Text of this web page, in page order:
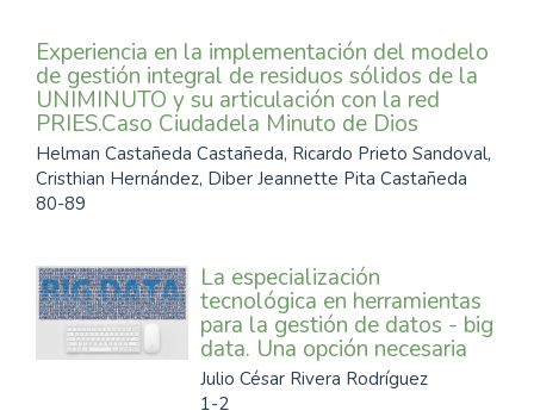
Experiencia en la implementación del modelo
de gestión integral de residuos sólidos de la
UNIMINUTO y su articulación con la red
PRIES.Caso Ciudadela Minuto de Dios
Helman Castañeda Castañeda, Ricardo Prieto Sandoval,
Cristhian Hernández, Diber Jeannette Pita Castañeda
80-89
La especialización
tecnológica en herramientas
para la gestión de datos - big
data. Una opción necesaria
Julio César Rivera Rodríguez
1-2